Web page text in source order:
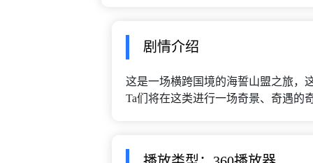
剧情介绍
这是一场横跨国境的海誓山盟之旅，
Ta们将在这类进行一场奇景、奇遇的